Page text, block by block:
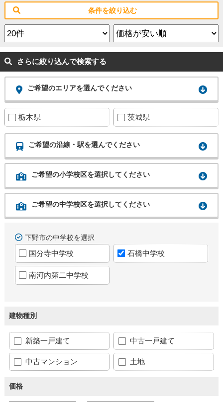
条件を絞り込む
さらに絞り込んで検索する
ご希望のエリアを選んでください
栃木県 茨城県
ご希望の沿線・駅を選んでください
ご希望の小学校区を選択してください
ご希望の中学校区を選択してください
下野市の中学校を選択
国分寺中学校 石橋中学校
南河内第二中学校
建物種別
新築一戸建て 中古一戸建て
中古マンション 土地
価格